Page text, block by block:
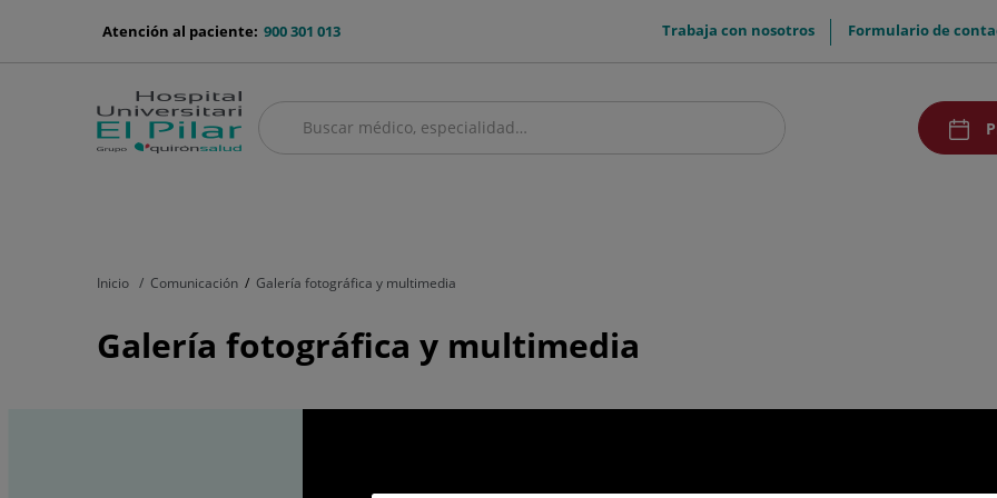
menu-
900 301 013
Atención al paciente: menuTop
Trabaja con nosotros Formulario de
BuscarBuscar
Inicio Comunicación Galería fotográfica y multimedia
Galería fotográfica y multimedia